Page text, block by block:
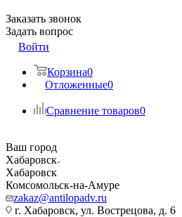
Заказать звонок
Задать вопрос
Войти
Корзина0
Отложенные0
Сравнение товаров0
Ваш город
Хабаровск
Хабаровск
Комсомольск-на-Амуре
zakaz@antilopadv.ru
г. Хабаровск, ул. Вострецова, д. 6